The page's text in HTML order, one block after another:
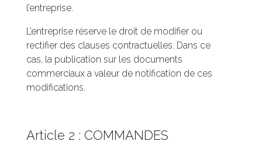
l’entreprise.
L’entreprise réserve le droit de modifier ou
rectifier des clauses contractuelles. Dans ce
cas, la publication sur les documents
commerciaux a valeur de notification de ces
modifications.
Article 2 : COMMANDES